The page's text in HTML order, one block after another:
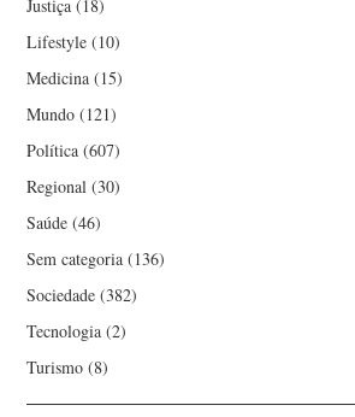
Justiça (18)
Lifestyle (10)
Medicina (15)
Mundo (121)
Política (607)
Regional (30)
Saúde (46)
Sem categoria (136)
Sociedade (382)
Tecnologia (2)
Turismo (8)